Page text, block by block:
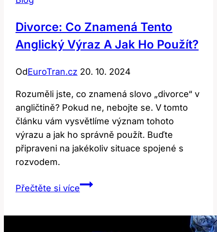
Divorce: Co Znamená Tento
Anglický Výraz A Jak Ho Použít?
OdEuroTran.cz 20. 10. 2024
Rozuměli jste, co znamená slovo „divorce“ v
angličtině? Pokud ne, nebojte se. V tomto
článku vám vysvětlíme význam tohoto
výrazu a jak ho správně použít. Buďte
připraveni na jakékoliv situace spojené s
rozvodem.
Přečtěte si víceDivorce: